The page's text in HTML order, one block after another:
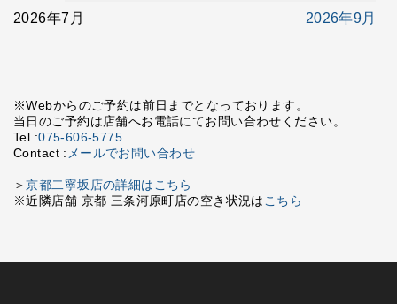
2026年7月 2026年9月
※Webからのご予約は前日までとなっております。
当日のご予約は店舗へお電話にてお問い合わせください。
Tel :075-606-5775
Contact : メールでお問い合わせ
＞京都二寧坂店の詳細はこちら
※近隣店舗 京都 三条河原町店の空き状況は こちら